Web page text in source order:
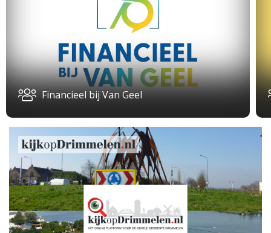
Financieel bij Van Geel